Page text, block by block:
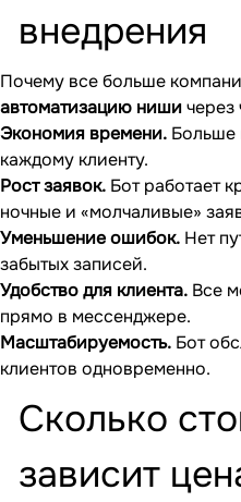
внедрения
Почему все больше
автоматизацию нишичерез
Экономия времени. Больше
каждому клиенту.
Рост заявок. Бот работает
ночные и «молчаливые»
Уменьшение ошибок. Нет
забытых записей.
Удобство для клиента. Все
прямо в мессенджере.
Масштабируемость. Бот
клиентов одновременно.
Сколько
зависит